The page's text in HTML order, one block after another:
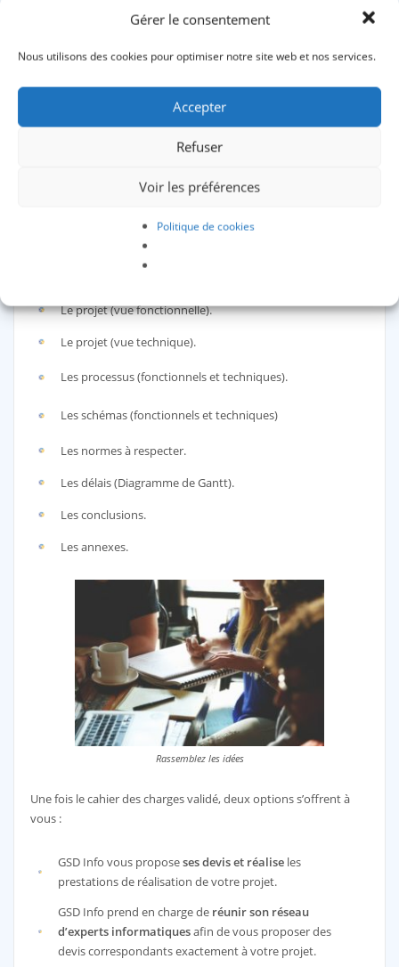
Gérer le consentement
Nous utilisons des cookies pour optimiser notre site web et nos services.
Accepter
Refuser
Voir les préférences
Politique de cookies
Quand l’audit est réalisé, il faut mettre en place
permettant à tout prestataire informatique,
pouvant y répondre, de comprendre votre projet dans son
Le cahier des charges est une lourde tâche parce qu’elle va
contenir, non seulement votre projet, mais aussi «l’instant T»
actuel et futur de votre installation informatique.
Les grandes étapes de ce cahier des charges sont les suivantes :
Le contexte actuel de votre société au point de vue
Le projet (vue fonctionnelle).
Le projet (vue technique).
Les processus (fonctionnels et techniques).
Les schémas (fonctionnels et techniques)
Les normes à respecter.
Les délais (Diagramme de Gantt).
Les conclusions.
Les annexes.
Rassemblez les idées
Une fois le cahier des charges validé, deux options s’offrent à
vous :
GSD Info vous proposeses devis et réaliseles
prestations de réalisation de votre projet.
GSD Info prend en charge de réunir son réseau
d’experts informatiquesafin de vous proposer des
devis correspondants exactement à votre projet.